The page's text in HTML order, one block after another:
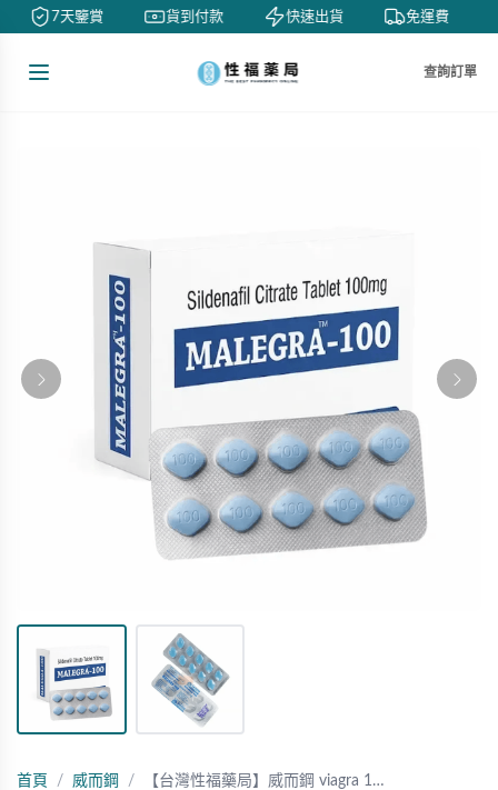
7天鑒賞 貨到付款 快速出貨 免運費
查詢訂單
首頁 威而鋼 【台灣性福藥局】威而鋼 viagra 1…